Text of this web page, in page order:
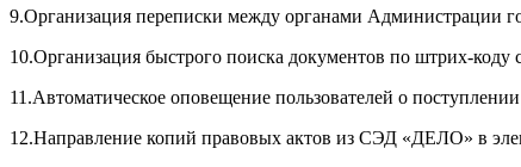
9.Организация переписки между органами Администрации
10.Организация быстрого поиска документов по штрих-
11.Автоматическое оповещение пользователей о
12.Направление копий правовых актов из СЭД «ДЕЛО» в